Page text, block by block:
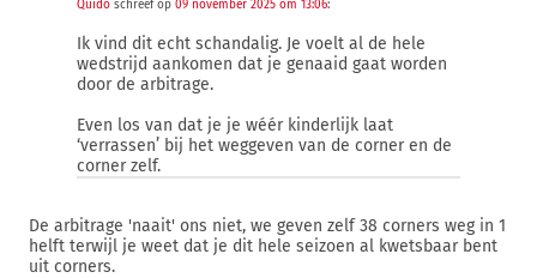
Quido schreef op 09 november 2025 om 13:06:
Ik vind dit echt schandalig. Je voelt al de hele
wedstrijd aankomen dat je genaaid gaat worden
door de arbitrage.
Even los van dat je je wéér kinderlijk laat
‘verrassen’ bij het weggeven van de corner en de
corner zelf.
De arbitrage 'naait' ons niet, we geven zelf 38 corners weg in 1
helft terwijl je weet dat je dit hele seizoen al kwetsbaar bent
uit corners.